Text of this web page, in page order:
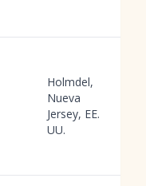
Holmdel,
Nueva
Jersey, EE.
UU.